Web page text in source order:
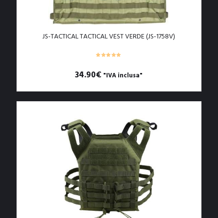
JS-TACTICAL TACTICAL VEST VERDE (JS-1758V)
34.90€ "IVA inclusa"